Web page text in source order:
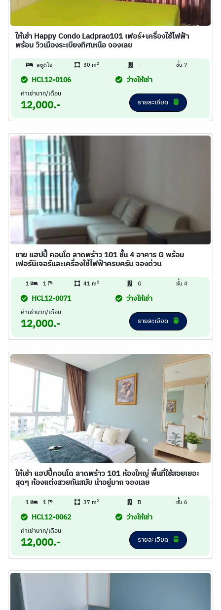
ให้เช่า Happy Condo Ladprao101 เฟอร์+เครื่องใช้ไฟฟ้า
พร้อม วิวเมืองระเบียงทิศเหนือ จองเลย
สตูดิโอ 30 m2 - ชั้น 7
HCL12-0106 ว่างให้เช่า
ค่าเช่าบาท/เดือน
12,000.- รายละเอียด
ขาย แฮปปี้ คอนโด ลาดพร้าว 101 ชั้น 4 อาคาร G พร้อม
เฟอร์นิเจอร์และเครื่องใช้ไฟฟ้าครบครัน จองด่วน
1 1 41 m2 G ชั้น 4
HCL12-0071 ว่างให้เช่า
ค่าเช่าบาท/เดือน
12,000.- รายละเอียด
ให้เช่า แฮปปี้คอนโด ลาดพร้าว 101 ห้องใหญ่ พื้นที่ใช้สอยเยอะ
สุดๆ ห้องแต่งสวยทันสมัย น่าอยู่มาก จองเลย
1 1 37 m2 B ชั้น 6
HCL12-0062 ว่างให้เช่า
ค่าเช่าบาท/เดือน
12,000.- รายละเอียด